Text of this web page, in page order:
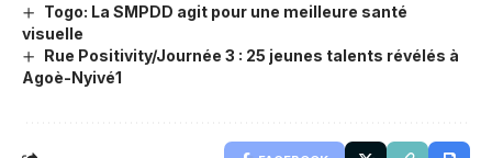
Togo: La SMPDD agit pour une meilleure santé
visuelle
Rue Positivity/Journée 3 : 25 jeunes talents révélés à
Agoè-Nyivé1